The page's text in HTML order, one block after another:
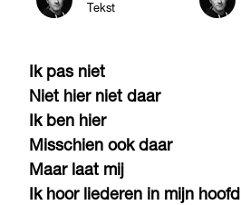
Tekst
Ik pas niet
Niet hier niet daar
Ik ben hier
Misschien ook daar
Maar laat mij
Ik hoor liederen in mijn hoofd